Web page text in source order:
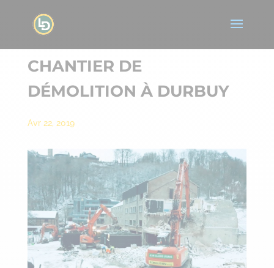
CHANTIER DE
DÉMOLITION À DURBUY
Avr 22, 2019